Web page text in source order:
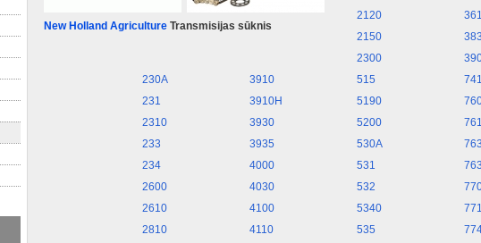
New Holland AgricultureTransmisijas sūknis
2120
2150
2300
230A
231
2310
233
234
2600
2610
2810
3910
3910H
3930
3935
4000
4030
4100
4110
515
5190
5200
530A
531
532
5340
535